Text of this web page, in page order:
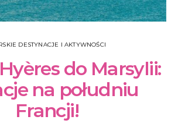
DESTYNACJE I AKTYWNOŚCI
do Marsylii:
na południu
Francji!